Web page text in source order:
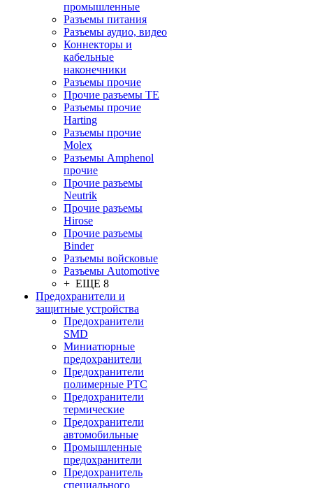
промышленные
Разъeмы питания
Разъeмы аудио, видео
Коннекторы и
кабельные
наконечники
Разъeмы прочие
Прочие разъемы TE
Разъемы прочие
Harting
Разъемы прочие
Molex
Разъемы Amphenol
прочие
Прочие разъемы
Neutrik
Прочие разъемы
Hirose
Прочие разъемы
Binder
Разъемы войсковые
Разъeмы Automotive
+ ЕЩЕ 8
Предохранители и
защитные устройства
Предохранители
SMD
Миниатюрные
предохранители
Предохранители
полимерные PTC
Предохранители
термические
Предохранители
автомобильные
Промышленные
предохранители
Предохранитель
специального